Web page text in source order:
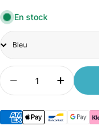
En stock
Title
Quantité
Diminuer la